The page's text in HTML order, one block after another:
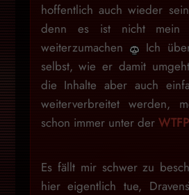
hoffentlich auch wieder
denn es ist nicht mein
weiterzumachen
Ich
selbst, wie er damit
die Inhalte aber auch
weiterverbreitet werden,
schon immer unter der
Es fällt mir schwer zu
hier eigentlich tue,